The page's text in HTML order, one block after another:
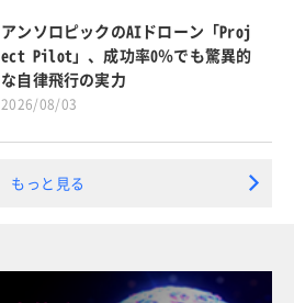
アンソロピックのAIドローン「Proj
ect Pilot」、成功率0％でも驚異的
な自律飛行の実力
2026/08/03
もっと見る